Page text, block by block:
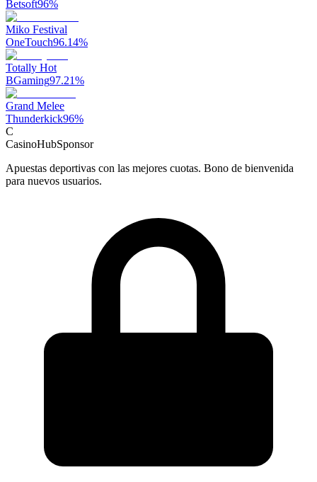
Betsoft96%
Miko Festival
OneTouch96.14%
Totally Hot
BGaming97.21%
Grand Melee
Thunderkick96%
C
CasinoHubSponsor
Apuestas deportivas con las mejores cuotas. Bono de bienvenida
para nuevos usuarios.